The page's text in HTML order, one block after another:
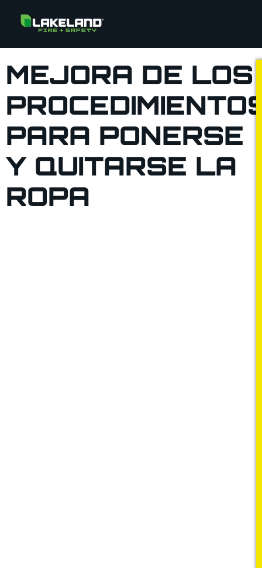
MEJORA DE LOS
PARA PONERSE
Y QUITARSE LA
ROPA